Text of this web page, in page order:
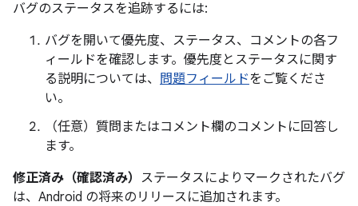
バグのステータスを追跡するには:
バグを開いて優先度、ステータス、コメントの各フ
ィールドを確認します。優先度とステータスに関す
る説明については、 問題フィールドをご覧くださ
い。
（任意）質問またはコメント欄のコメントに回答し
ます。
修正済み（確認済み） ステータスによりマークされたバグ
は、Android の将来のリリースに追加されます。